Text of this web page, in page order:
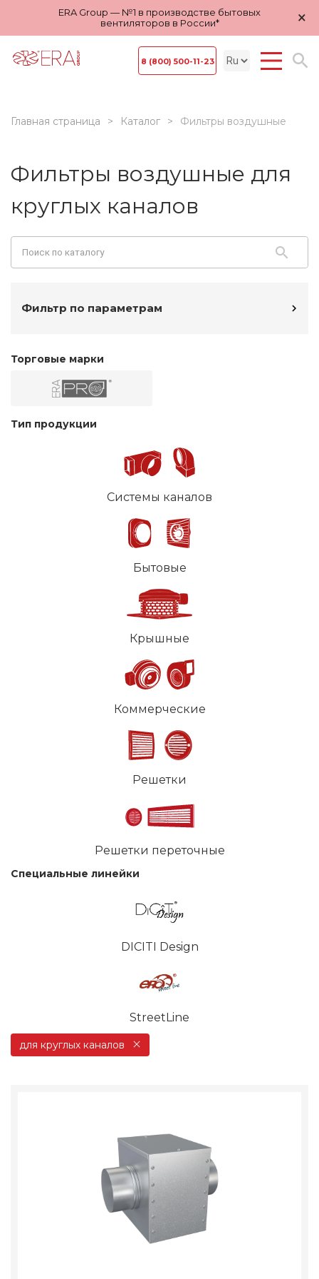
ERA Group — №1 в производстве бытовых
вентиляторов в России*
×
8 (800) 500-11-23
Главная страница Каталог Фильтры воздушные
Фильтры воздушные для
круглых каналов
Фильтр по параметрам
Торговые марки
Тип продукции
Системы каналов
Бытовые
Крышные
Коммерческие
Решетки
Решетки переточные
Специальные линейки
DICITI Design
StreetLine
для круглых каналов